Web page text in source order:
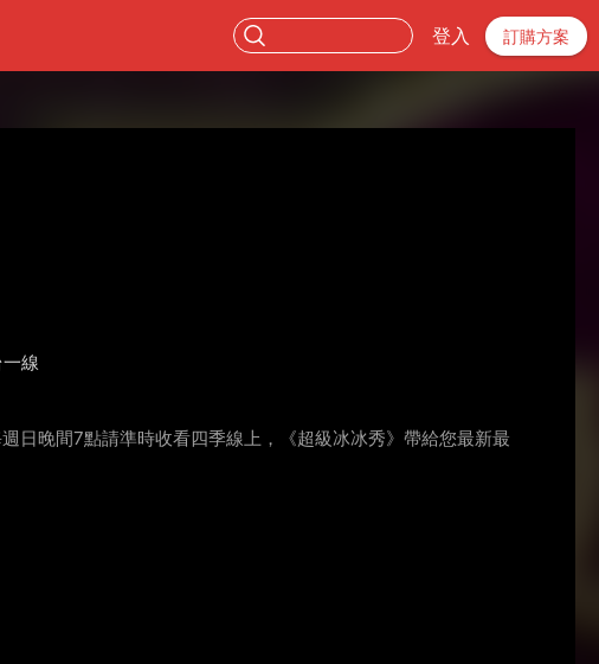
登入 訂購方案
一線
日晚間7點請準時收看四季線上，《超級冰冰秀》帶給您最新最